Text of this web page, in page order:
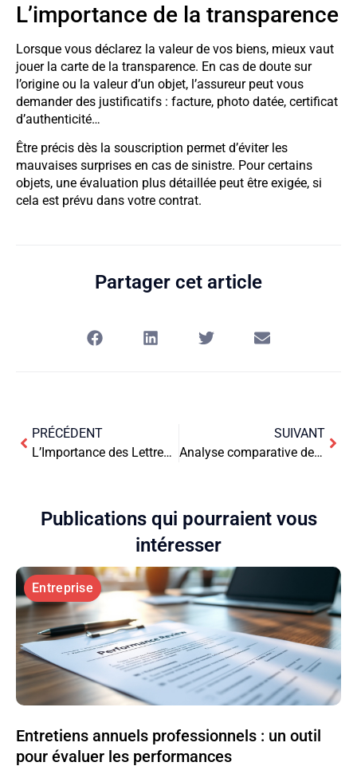
L’importance de la transparence
Lorsque vous déclarez la valeur de vos biens, mieux vaut
jouer la carte de la transparence. En cas de doute sur
l’origine ou la valeur d’un objet, l’assureur peut vous
demander des justificatifs : facture, photo datée, certificat
d’authenticité…
Être précis dès la souscription permet d’éviter les
mauvaises surprises en cas de sinistre. Pour certains
objets, une évaluation plus détaillée peut être exigée, si
cela est prévu dans votre contrat.
Partager cet article
PRÉCÉDENT
L’Importance des Lettres de Motivation à l’Ère Numérique : Un Débat Persistant
SUIVANT
Analyse comparative de Pampers et de ses rivaux : décryptage des dynamiques concurrentielles
Publications qui pourraient vous
intéresser
Entreprise
Entretiens annuels professionnels : un outil
pour évaluer les performances